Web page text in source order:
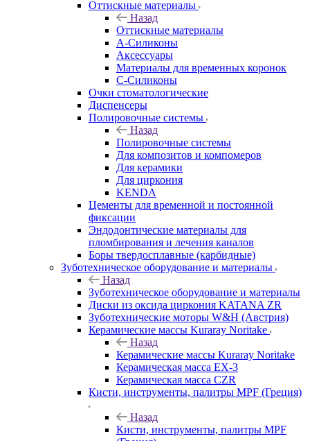
Оттискные материалы
Назад
Оттискные материалы
А-Силиконы
Аксессуары
Материалы для временных коронок
С-Силиконы
Очки стоматологические
Диспенсеры
Полировочные системы
Назад
Полировочные системы
Для композитов и компомеров
Для керамики
Для циркония
KENDA
Цементы для временной и постоянной
фиксации
Эндодонтические материалы для
пломбирования и лечения каналов
Боры твердосплавные (карбидные)
Зуботехническое оборудование и материалы
Назад
Зуботехническое оборудование и материалы
Диски из оксида циркония KATANA ZR
Зуботехнические моторы W&H (Австрия)
Керамические массы Kuraray Noritake
Назад
Керамические массы Kuraray Noritake
Керамическая масса EX-3
Керамическая масса CZR
Кисти, инструменты, палитры MPF (Греция)
Назад
Кисти, инструменты, палитры MPF